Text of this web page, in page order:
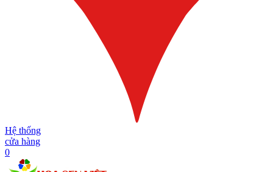
Hệ thống
cửa hàng
0